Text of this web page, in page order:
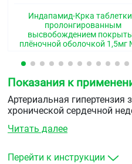
Индапамид-Крка
пролонгированным
высвобождением
плёночной оболочкой 1,5мг
Показания к
Артериальная
хронической сердечной
Читать далее
Перейти к инструкции